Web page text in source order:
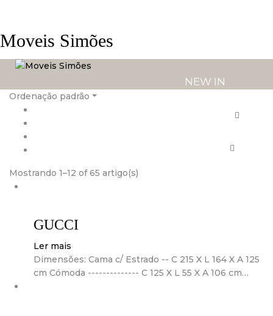
Moveis Simões
NEW IN
Ordenação padrão
Mostrando 1–12 of 65 artigo(s)
GUCCI
Ler mais
Dimensões: Cama c/ Estrado -- C 215 X L 164 X A 125
cm Cómoda -------------- C 125 X L 55 X A 106 cm…